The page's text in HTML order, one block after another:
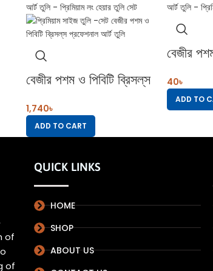
বেজীর পশম ও পিবিটি ব্রিসল্‌স
প্রিমিয়াম লং হেয়ার তুলি সেট
1,740৳
ADD TO CART
বেজীর
প্রিমিয়াম
40৳
ADD TO
of
of
QUICK LINKS
HOME
SHOP
ABOUT US